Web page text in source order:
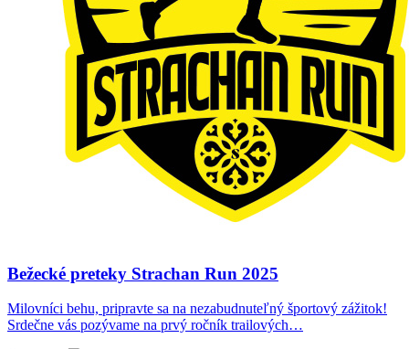
Bežecké preteky Strachan Run 2025
Milovníci behu, pripravte sa na nezabudnuteľný športový zážitok!
Srdečne vás pozývame na prvý ročník trailových…